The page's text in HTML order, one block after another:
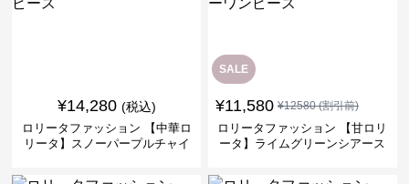
¥14,280 (税込)
ロリータファッション 【中華ロ
リータ】スノーパープルチャイ
SALE
¥11,580 ¥12580(割引前)
ロリータファッション 【甘ロリ
ータ】ライムグリーンシアース